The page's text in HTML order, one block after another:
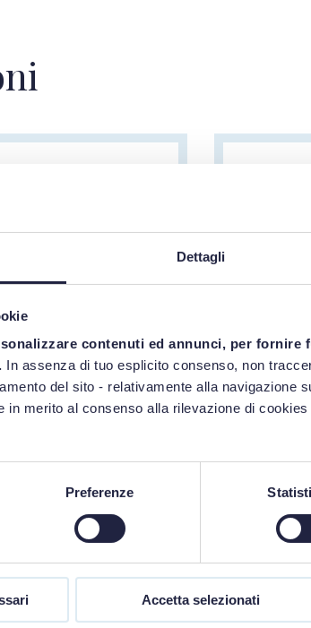
Dettagli
contenuti ed annunci, per fornire
In assenza di tuo esplicito consenso, non
del sito - relativamente alla navigazione
in merito al consenso alla rilevazione di
Preferenze
Accetta selezionati
nelle gare
di
sul
ex
La
oscuramento? Il
all’Adunanza
Il
La
sostanza